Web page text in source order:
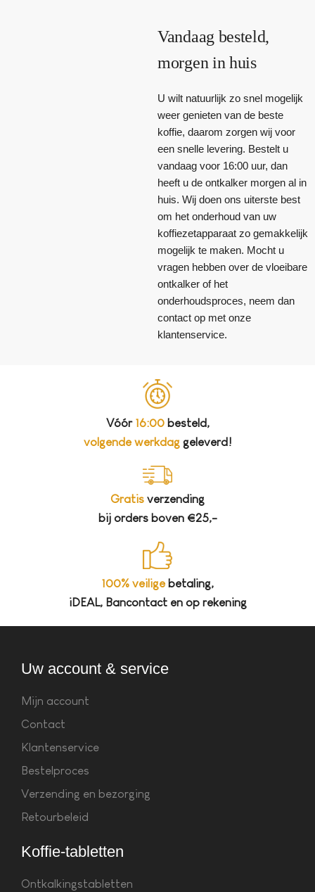
Vandaag besteld,
morgen in huis
U wilt natuurlijk zo snel mogelijk
weer genieten van de beste
koffie, daarom zorgen wij voor
een snelle levering. Bestelt u
vandaag voor 16:00 uur, dan
heeft u de ontkalker morgen al in
huis. Wij doen ons uiterste best
om het onderhoud van uw
koffiezetapparaat zo gemakkelijk
mogelijk te maken. Mocht u
vragen hebben over de vloeibare
ontkalker of het
onderhoudsproces, neem dan
contact op met onze
klantenservice.
Vóór 16:00besteld,
volgende werkdag geleverd!
Gratis verzending
bij orders boven €25,-
100% veiligebetaling,
iDEAL, Bancontact en op rekening
Uw account & service
Mijn account
Contact
Klantenservice
Bestelproces
Verzending en bezorging
Retourbeleid
Koffie-tabletten
Ontkalkingstabletten